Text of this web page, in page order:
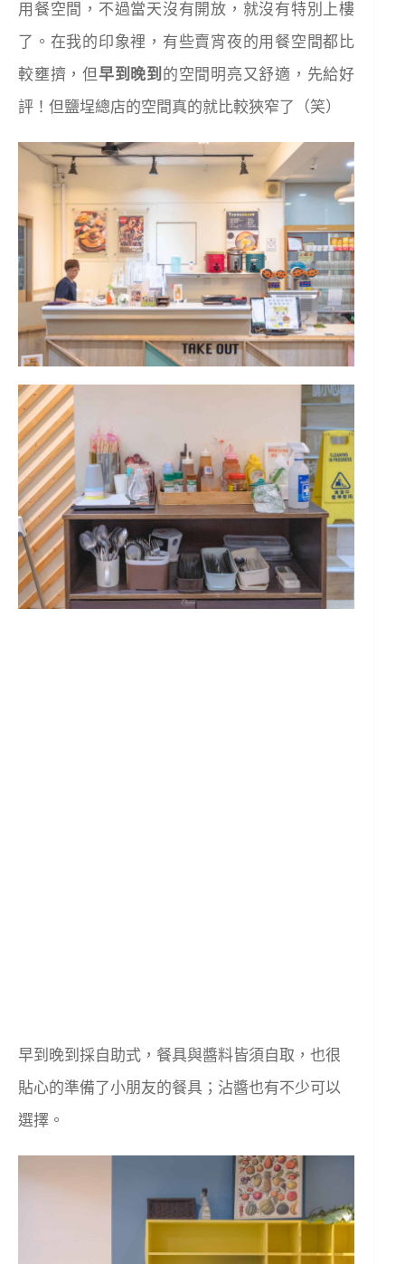
用餐空間，不過當天沒有開放，就沒有特別上樓
了。在我的印象裡，有些賣宵夜的用餐空間都比
較壅擠，但早到晚到 的空間明亮又舒適，先給好
評！但鹽埕總店的空間真的就比較狹窄了（笑）
早到晚到採自助式，餐具與醬料皆須自取，也很
貼心的準備了小朋友的餐具；沾醬也有不少可以
選擇。